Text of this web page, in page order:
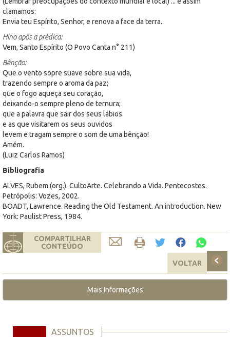
clamamos:
Envia teu Espírito, Senhor, e renova a face da terra.
Hino após a prédica:
Vem, Santo Espírito (O Povo Canta n° 211)
Bênção:
Que o vento sopre suave sobre sua vida,
trazendo sempre o aroma da paz;
que o fogo aqueça seu coração,
deixando-o sempre pleno de ternura;
que a palavra que sair dos seus lábios
e as que visitarem os seus ouvidos
levem e tragam sempre o som de uma bênção!
Amém.
(Luiz Carlos Ramos)
Bibliografia
ALVES, Rubem (org.). CultoArte. Celebrando a Vida. Pentecostes.
Petrópolis: Vozes, 2002.
BOADT, Lawrence. Reading the Old Testament. An introduction. New
York: Paulist Press, 1984.
COMPARTILHAR
CONTEÚDO
VOLTAR
Mais Informações
ASSUNTOS